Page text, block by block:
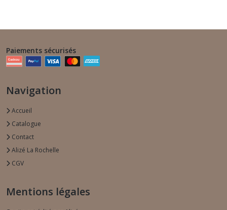
Paiements sécurisés
Navigation
Accueil
Catalogue
Contact
Alizé La Rochelle
CGV
Mentions légales